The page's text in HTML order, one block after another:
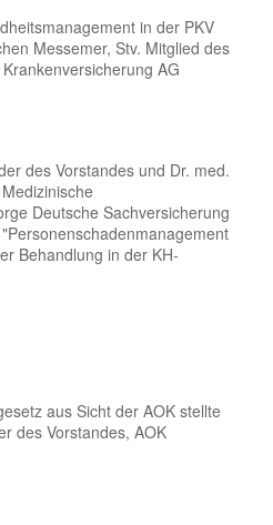
in der PKV
Messemer, Stv. Mitglied des
AG
des Vorstandes und Dr. med.
Deutsche Sachversicherung
Behandlung in der KH-
aus Sicht der AOK stellte
des Vorstandes, AOK